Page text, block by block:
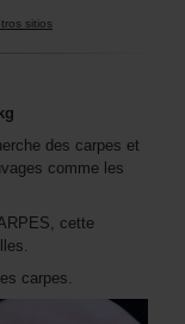
sitios
des carpes et
comme les
cette
carpes.